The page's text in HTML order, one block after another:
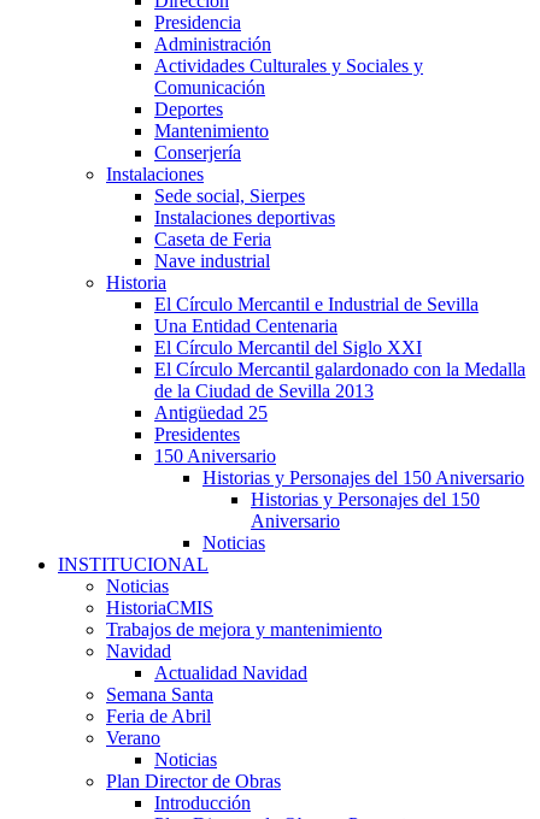
Presidencia
Administración
Actividades Culturales y Sociales y
Comunicación
Deportes
Mantenimiento
Conserjería
Instalaciones
Sede social, Sierpes
Instalaciones deportivas
Caseta de Feria
Nave industrial
Historia
El Círculo Mercantil e Industrial de Sevilla
Una Entidad Centenaria
El Círculo Mercantil del Siglo XXI
El Círculo Mercantil galardonado con la Medalla
de la Ciudad de Sevilla 2013
Antigüedad 25
Presidentes
150 Aniversario
Historias y Personajes del 150 Aniversario
Historias y Personajes del 150
Aniversario
Noticias
INSTITUCIONAL
Noticias
HistoriaCMIS
Trabajos de mejora y mantenimiento
Navidad
Actualidad Navidad
Semana Santa
Feria de Abril
Verano
Noticias
Plan Director de Obras
Introducción